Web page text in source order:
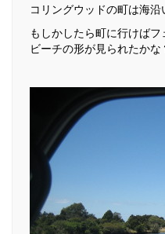
コリングウッドの町は海沿
もしかしたら町に行けば
ビーチの形が見られたかな